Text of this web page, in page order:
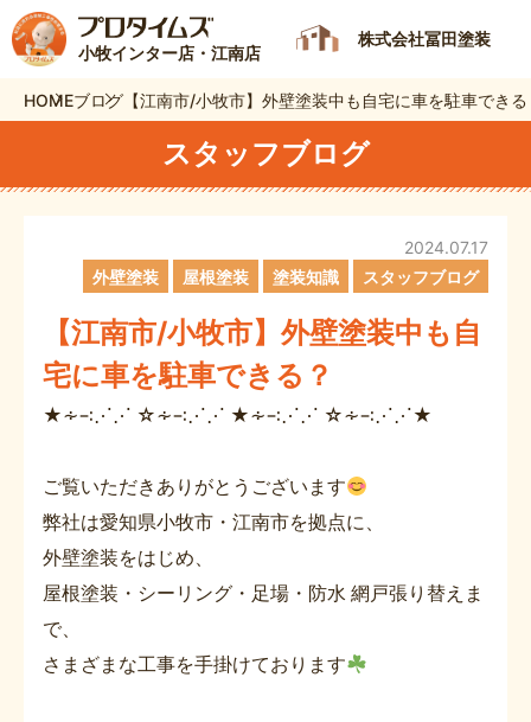
小牧インター店・江南店
株式会社冨田塗装
HOMEブログ 【江南市/小牧市】外壁塗装中も自宅に車を駐車でき
スタッフブログ
【江南市/小牧市】外壁塗装中も自
宅に車を駐車できる？
2024.07.17
外壁塗装
屋根塗装 塗装知識 スタッフブログ
★∻∹⋰⋰ ☆∻∹⋰⋰ ★∻∹⋰⋰ ☆∻∹⋰⋰★
ご覧いただきありがとうございます
弊社は愛知県小牧市・江南市を拠点に、
外壁塗装をはじめ、
屋根塗装・シーリング・足場・防水 網戸張り替えま
で、
さまざまな工事を手掛けております